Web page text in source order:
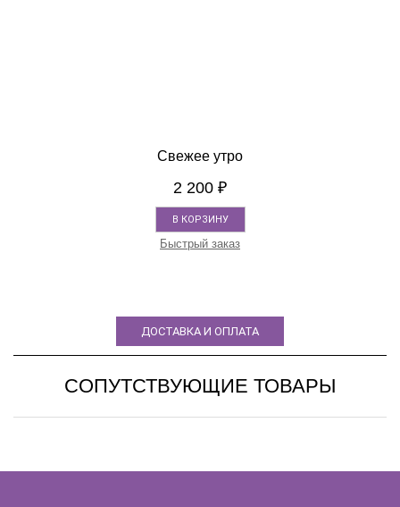
Свежее утро
2 200 ₽
В КОРЗИНУ
Быстрый заказ
ДОСТАВКА И ОПЛАТА
СОПУТСТВУЮЩИЕ ТОВАРЫ